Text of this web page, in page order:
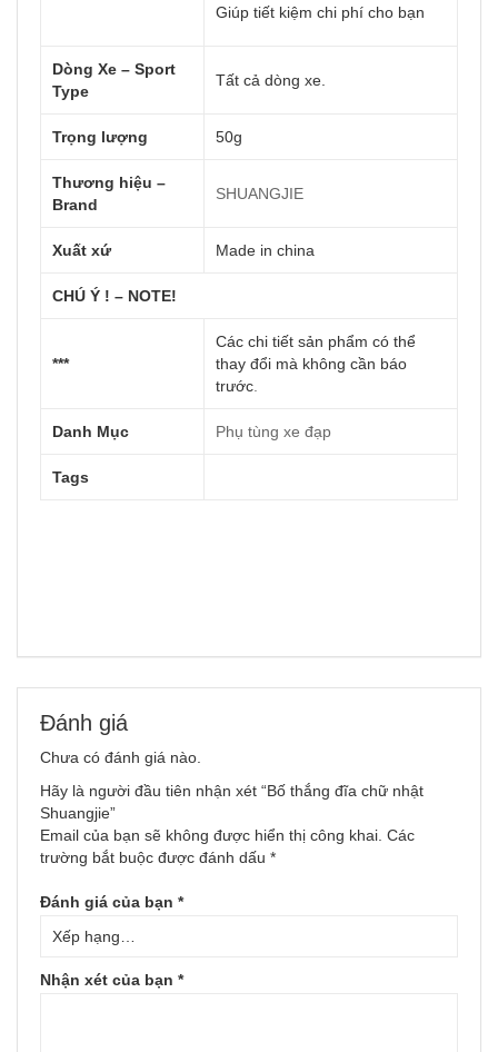
Giúp tiết kiệm chi phí cho bạn
Dòng Xe – Sport
Type
Tất cả dòng xe.
Trọng lượng 50g
Thương hiệu –
Brand
SHUANGJIE
Xuất xứ Made in china
CHÚ Ý ! – NOTE!
***
Các chi tiết sản phẩm có thể
thay đổi mà không cần báo
trước
Danh Mục Phụ tùng xe đạp
Tags
Đánh giá
Chưa có đánh giá nào.
Hãy là người đầu tiên nhận xét “Bố thắng đĩa chữ nhật
Shuangjie”
Email của bạn sẽ không được hiển thị công khai. Các
trường bắt buộc được đánh dấu *
Đánh giá của bạn *
Nhận xét của bạn *